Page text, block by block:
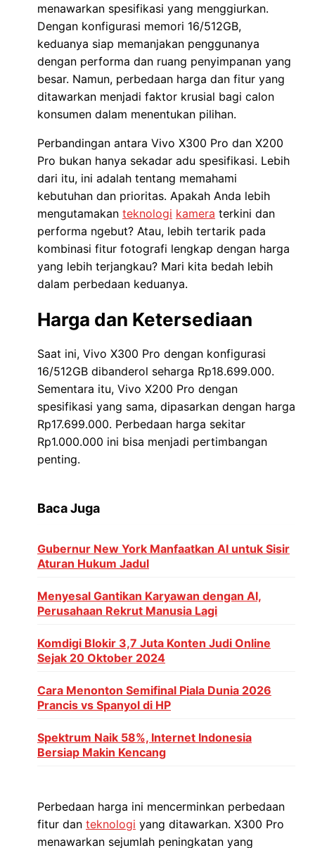
menawarkan spesifikasi yang menggiurkan.
Dengan konfigurasi memori 16/512GB,
keduanya siap memanjakan penggunanya
dengan performa dan ruang penyimpanan yang
besar. Namun, perbedaan harga dan fitur yang
ditawarkan menjadi faktor krusial bagi calon
konsumen dalam menentukan pilihan.
Perbandingan antara Vivo X300 Pro dan X200
Pro bukan hanya sekadar adu spesifikasi. Lebih
dari itu, ini adalah tentang memahami
kebutuhan dan prioritas. Apakah Anda lebih
mengutamakan teknologi kamera terkini dan
performa ngebut? Atau, lebih tertarik pada
kombinasi fitur fotografi lengkap dengan harga
yang lebih terjangkau? Mari kita bedah lebih
dalam perbedaan keduanya.
Harga dan Ketersediaan
Saat ini, Vivo X300 Pro dengan konfigurasi
16/512GB dibanderol seharga Rp18.699.000.
Sementara itu, Vivo X200 Pro dengan
spesifikasi yang sama, dipasarkan dengan harga
Rp17.699.000. Perbedaan harga sekitar
Rp1.000.000 ini bisa menjadi pertimbangan
penting.
Baca Juga
Gubernur New York Manfaatkan AI untuk Sisir
Aturan Hukum Jadul
Menyesal Gantikan Karyawan dengan AI,
Perusahaan Rekrut Manusia Lagi
Komdigi Blokir 3,7 Juta Konten Judi Online
Sejak 20 Oktober 2024
Cara Menonton Semifinal Piala Dunia 2026
Prancis vs Spanyol di HP
Spektrum Naik 58%, Internet Indonesia
Bersiap Makin Kencang
Perbedaan harga ini mencerminkan perbedaan
fitur dan teknologi yang ditawarkan. X300 Pro
menawarkan sejumlah peningkatan yang